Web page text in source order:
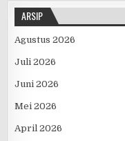
ARSIP
Agustus 2026
Juli 2026
Juni 2026
Mei 2026
April 2026